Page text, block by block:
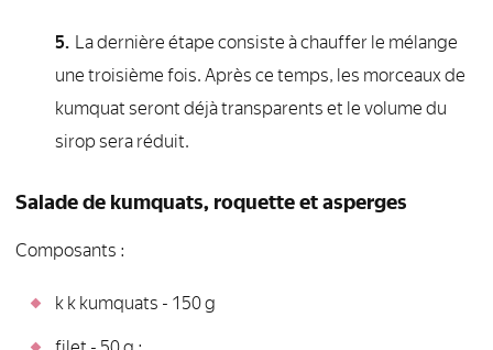
La dernière étape consiste à chauffer le mélange
une troisième fois. Après ce temps, les morceaux de
kumquat seront déjà transparents et le volume du
sirop sera réduit.
Salade de kumquats, roquette et asperges
Composants :
k k kumquats - 150 g